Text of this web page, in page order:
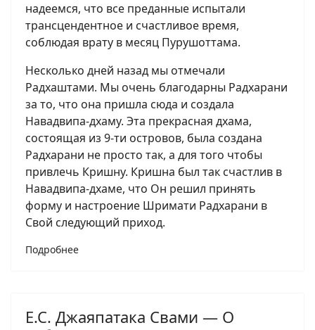
надеемся, что все преданные испытали
трансцендентное и счастливое время,
соблюдая врату в месяц Пурушоттама.
Несколько дней назад мы отмечали
Радхаштами. Мы очень благодарны Радхарани
за то, что она пришла сюда и создала
Навадвипа-дхаму. Эта прекрасная дхама,
состоящая из 9-ти островов, была создана
Радхарани не просто так, а для того чтобы
привлечь Кришну. Кришна был так счастлив в
Навадвипа-дхаме, что Он решил принять
форму и настроение Шримати Радхарани в
Свой следующий приход.
Подробнее
Е.С. Джаяпатака Свами — О